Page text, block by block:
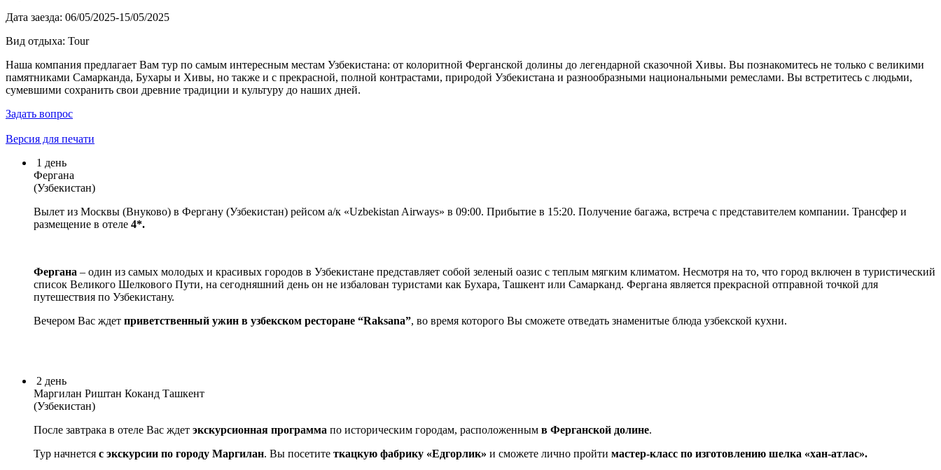
Дата заезда: 06/05/2025-15/05/2025
Вид отдыха: Tour
Наша компания предлагает Вам тур по самым интересным местам Узбекистана: от колоритной Ферганской долины до легендарной сказочной Хивы. Вы познакомитесь не только с великими
памятниками Самарканда, Бухары и Хивы, но также и с прекрасной, полной контрастами, природой Узбекистана и разнообразными национальными ремеслами. Вы встретитесь с людьми,
сумевшими сохранить свои древние традиции и культуру до наших дней.
Задать вопрос
Версия для печати
1 день
Фергана
(Узбекистан)
Вылет из Москвы (Внуково) в Фергану (Узбекистан) рейсом а/к «Uzbekistan Airways» в 09:00. Прибытие в 15:20. Получение багажа, встреча с представителем компании. Трансфер и
размещение в отеле 4*.
Фергана – один из самых молодых и красивых городов в Узбекистане представляет собой зеленый оазис с теплым мягким климатом. Несмотря на то, что город включен в туристический
список Великого Шелкового Пути, на сегодняшний день он не избалован туристами как Бухара, Ташкент или Самарканд. Фергана является прекрасной отправной точкой для
путешествия по Узбекистану.
Вечером Вас ждет приветственный ужин в узбекском ресторане “Raksana”, во время которого Вы сможете отведать знаменитые блюда узбекской кухни.
2 день
Маргилан Риштан Коканд Ташкент
(Узбекистан)
После завтрака в отеле Вас ждет экскурсионная программа по историческим городам, расположенным в Ферганской долине.
Тур начнется с экскурсии по городу Маргилан. Вы посетите ткацкую фабрику «Едгорлик» и сможете лично пройти мастер-класс по изготовлению шелка «хан-атлас».